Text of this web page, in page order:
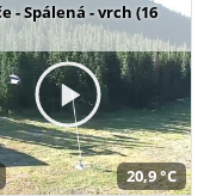
- Spálená - vrch (16
20,9 °C